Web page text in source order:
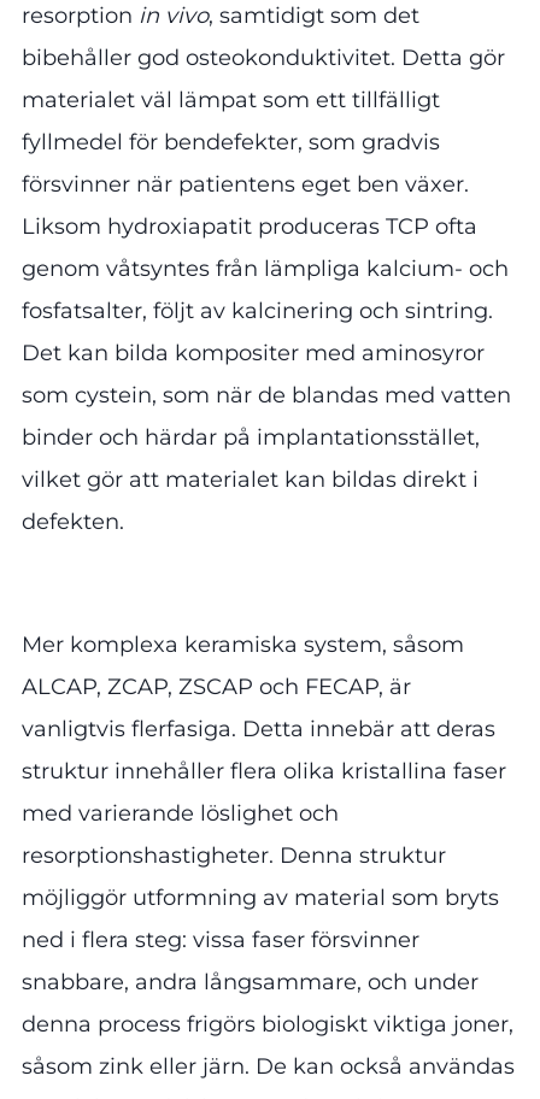
resorption in vivo, samtidigt som det
bibehåller god osteokonduktivitet. Detta gör
materialet väl lämpat som ett tillfälligt
fyllmedel för bendefekter, som gradvis
försvinner när patientens eget ben växer.
Liksom hydroxiapatit produceras TCP ofta
genom våtsyntes från lämpliga kalcium- och
fosfatsalter, följt av kalcinering och sintring.
Det kan bilda kompositer med aminosyror
som cystein, som när de blandas med vatten
binder och härdar på implantationsstället,
vilket gör att materialet kan bildas direkt i
defekten.
Mer komplexa keramiska system, såsom
ALCAP, ZCAP, ZSCAP och FECAP, är
vanligtvis flerfasiga. Detta innebär att deras
struktur innehåller flera olika kristallina faser
med varierande löslighet och
resorptionshastigheter. Denna struktur
möjliggör utformning av material som bryts
ned i flera steg: vissa faser försvinner
snabbare, andra långsammare, och under
denna process frigörs biologiskt viktiga joner,
såsom zink eller järn. De kan också användas